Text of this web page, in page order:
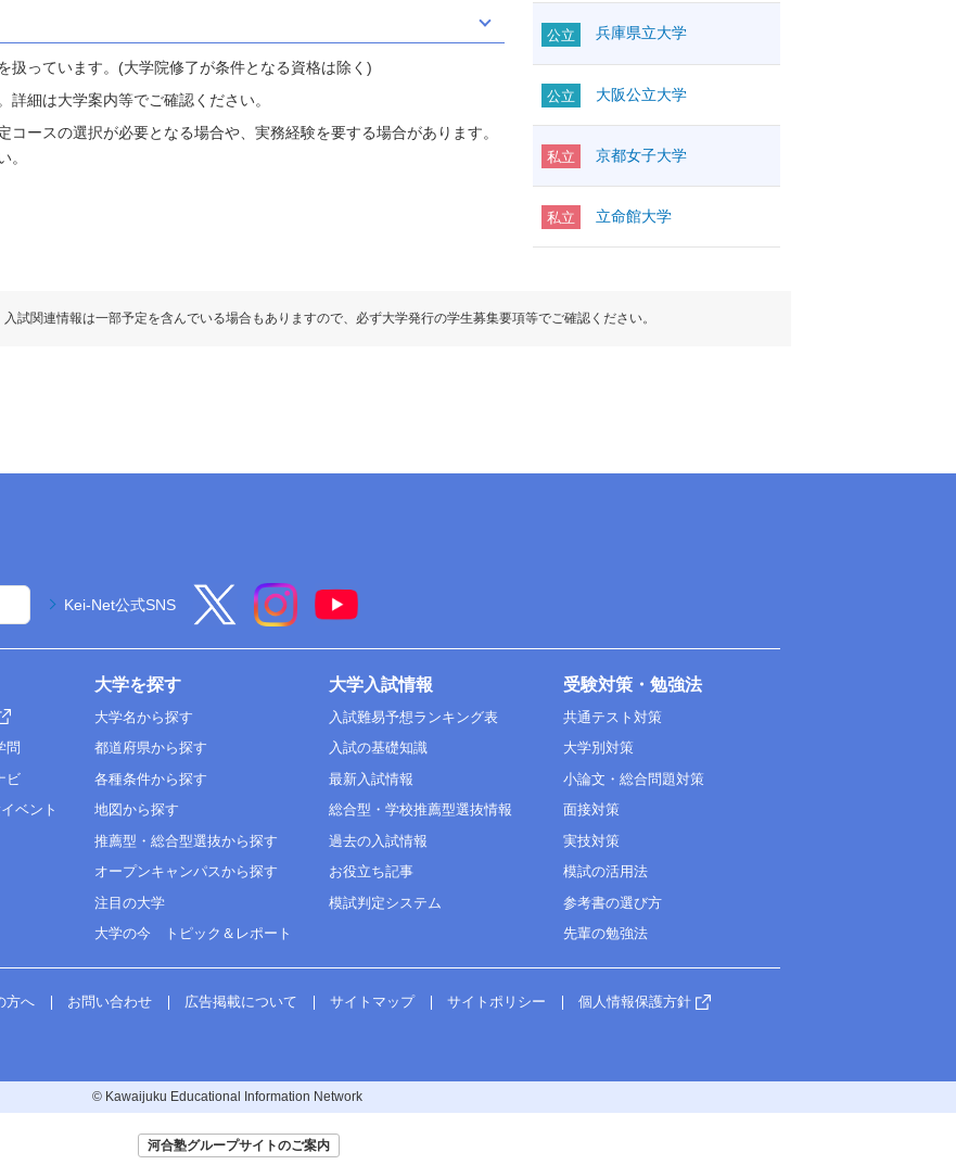
扱っています。(大学院修了が条件となる資格は除く)
細は大学案内等でご確認ください。
ースの選択が必要となる場合や、実務経験を要する場合があります。
。
公立 兵庫県立大学
公立 大阪公立大学
私立 京都女子大学
私立 立命館大学
試関連情報は一部予定を含んでいる場合もありますので、必ず大学発行の学生募集要項等でご確認ください。
Kei-Net公式SNS
問
ビ
ベント
大学を探す
大学名から探す
都道府県から探す
各種条件から探す
地図から探す
推薦型・総合型選抜から探す
オープンキャンパスから探す
注目の大学
大学の今 トピック＆レポート
大学入試情報
入試難易予想ランキング表
入試の基礎知識
最新入試情報
総合型・学校推薦型選抜情報
過去の入試情報
お役立ち記事
模試判定システム
受験対策・勉強法
共通テスト対策
大学別対策
小論文・総合問題対策
面接対策
実技対策
模試の活用法
参考書の選び方
先輩の勉強法
方へ お問い合わせ 広告掲載について サイトマップ サイトポリシー 個人情報保護方針
© Kawaijuku Educational Information Network
河合塾グループサイトのご案内